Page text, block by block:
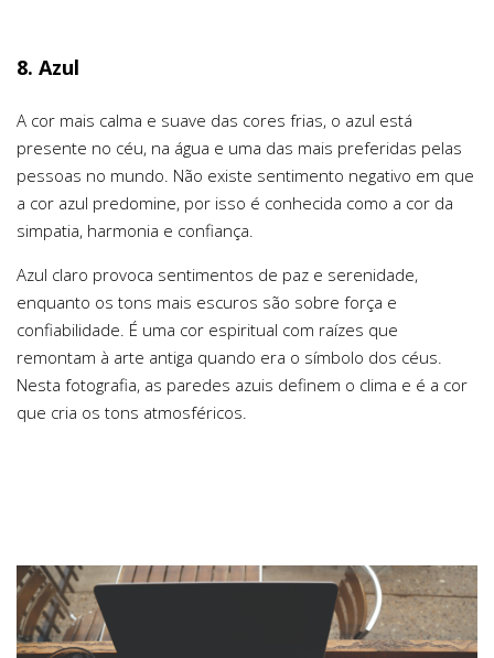
8. Azul
A cor mais calma e suave das cores frias, o azul está
presente no céu, na água e uma das mais preferidas pelas
pessoas no mundo. Não existe sentimento negativo em que
a cor azul predomine, por isso é conhecida como a cor da
simpatia, harmonia e confiança.
Azul claro provoca sentimentos de paz e serenidade,
enquanto os tons mais escuros são sobre força e
confiabilidade. É uma cor espiritual com raízes que
remontam à arte antiga quando era o símbolo dos céus.
Nesta fotografia, as paredes azuis definem o clima e é a cor
que cria os tons atmosféricos.